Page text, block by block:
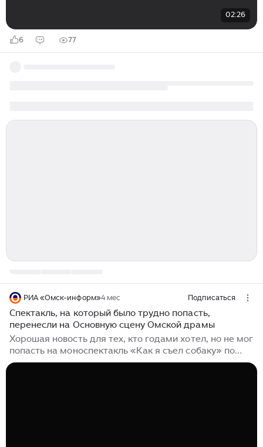
02:26
6 77
РИА «Омск-информ»4 мес Подписаться
Спектакль, на который было трудно попасть,
перенесли на Основную сцену Омской драмы
Хорошая новость для тех, кто годами хотел, но не мог
попасть на моноспектакль «Как я съел собаку» по
пьесе Евгения Гришковца в исполнении Степана